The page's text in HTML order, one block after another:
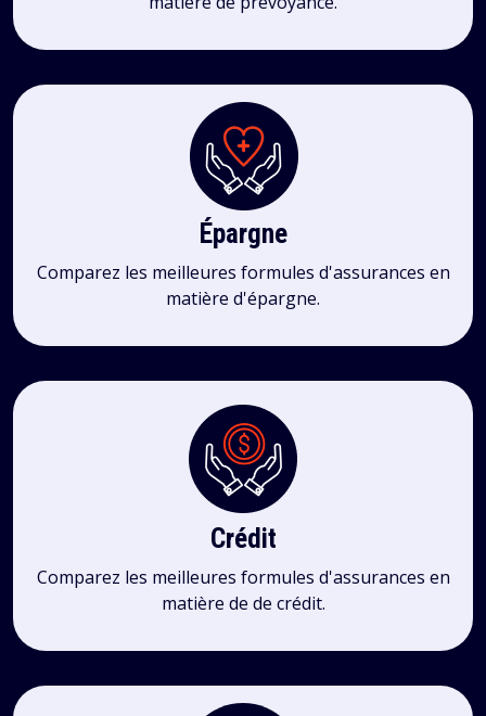
Épargne
Comparez les meilleures formules d'assurances en
matière d'épargne.
Crédit
Comparez les meilleures formules d'assurances en
matière de de crédit.